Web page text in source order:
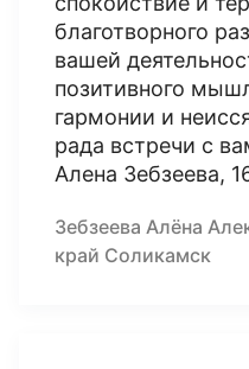
благотворного
вашей
позитивного
гармонии и
рада встречи с
Алена Зебзеева,
Зебзеева Алёна
край Соликамск